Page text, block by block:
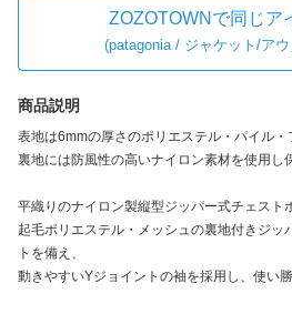
ZOZOTOWNで同じア
(patagonia / ジャケット/ア
商品説明
表地は6mmの厚さのポリエステル・パイル・
裏地には防風性の高いナイロン素材を使用し
平織りのナイロン製縦型ジッパー式チェスト
起毛ポリエステル・メッシュの裏地付きジッ
トを備え、
動きやすいYジョイントの袖を採用し、使い勝